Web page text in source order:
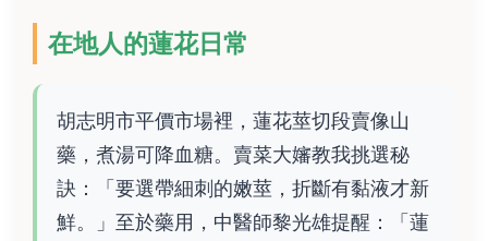
在地人的蓮花日常
胡志明市平價市場裡，蓮花莖切段賣像山
藥，煮湯可降血糖。賣菜大嬸教我挑選秘
訣：「要選帶細刺的嫩莖，折斷有黏液才新
鮮。」至於藥用，中醫師黎光雄提醒：「蓮